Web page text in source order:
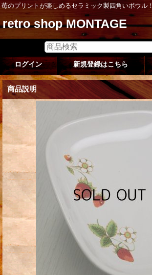
苺のプリントが楽しめるセラミック製四角いボウル！
retro shop MONTAGE
ログイン 新規登録はこちら
商品説明